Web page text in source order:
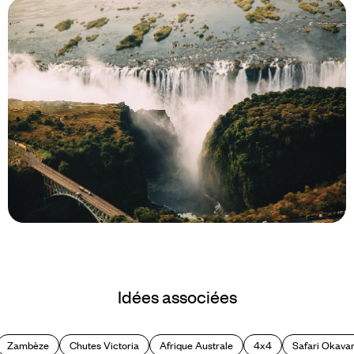
Idées associées
Zambèze Chutes Victoria Afrique Australe 4x4 Safari